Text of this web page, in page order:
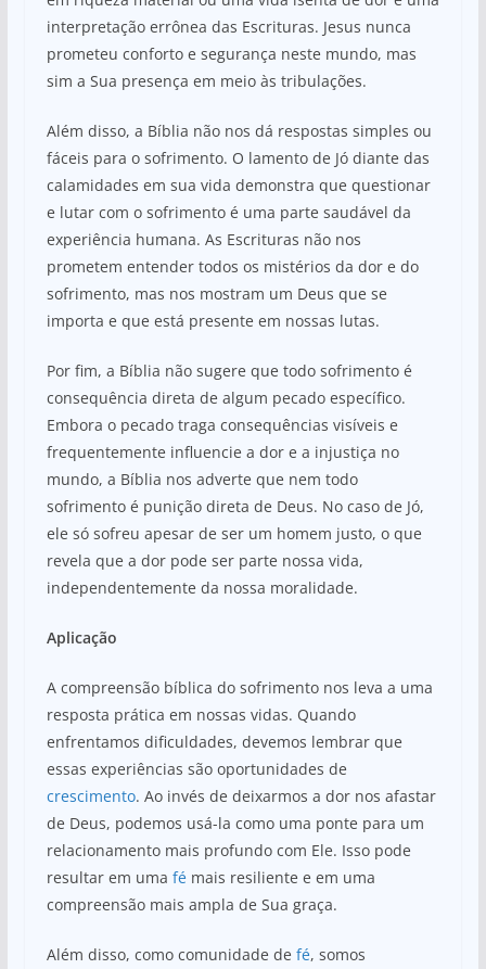
interpretação errônea das Escrituras. Jesus nunca
prometeu conforto e segurança neste mundo, mas
sim a Sua presença em meio às tribulações.
Além disso, a Bíblia não nos dá respostas simples ou
fáceis para o sofrimento. O lamento de Jó diante das
calamidades em sua vida demonstra que questionar
e lutar com o sofrimento é uma parte saudável da
experiência humana. As Escrituras não nos
prometem entender todos os mistérios da dor e do
sofrimento, mas nos mostram um Deus que se
importa e que está presente em nossas lutas.
Por fim, a Bíblia não sugere que todo sofrimento é
consequência direta de algum pecado específico.
Embora o pecado traga consequências visíveis e
frequentemente influencie a dor e a injustiça no
mundo, a Bíblia nos adverte que nem todo
sofrimento é punição direta de Deus. No caso de Jó,
ele só sofreu apesar de ser um homem justo, o que
revela que a dor pode ser parte nossa vida,
independentemente da nossa moralidade.
Aplicação
A compreensão bíblica do sofrimento nos leva a uma
resposta prática em nossas vidas. Quando
enfrentamos dificuldades, devemos lembrar que
essas experiências são oportunidades de
crescimento. Ao invés de deixarmos a dor nos afastar
de Deus, podemos usá-la como uma ponte para um
relacionamento mais profundo com Ele. Isso pode
resultar em uma fémais resiliente e em uma
compreensão mais ampla de Sua graça.
Além disso, como comunidade de fé, somos